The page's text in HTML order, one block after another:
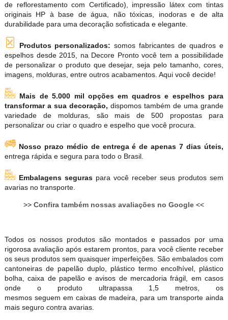
de reflorestamento com Certificado), impressão látex com tintas
originais HP à base de água, não tóxicas, inodoras e de alta
durabilidade para uma decoração sofisticada e elegante.
Produtos personalizados: somos fabricantes de quadros e
espelhos desde 2015, na Decore Pronto você tem a possibilidade
de personalizar o produto que desejar, seja pelo tamanho, cores,
imagens, molduras, entre outros acabamentos. Aqui você decide!
Mais de 5.000 mil opções em quadros e espelhos para
transformar a sua decoração, dispomos também de uma grande
variedade de molduras, são mais de 500 propostas para
personalizar ou criar o quadro e espelho que você procura.
Nosso prazo médio de entrega é de apenas 7 dias úteis,
entrega rápida e segura para todo o Brasil.
Embalagens seguras para você receber seus produtos sem
avarias no transporte.
>>Confira também nossas avaliações no Google <<
Todos os nossos produtos são montados e passados por uma
rigorosa avaliação após estarem prontos, para você cliente receber
os seus produtos sem quaisquer imperfeições. São embalados com
cantoneiras de papelão duplo, plástico termo encolhível, plástico
bolha, caixa de papelão e avisos de mercadoria frágil, em casos
onde o produto ultrapassa 1,5 metros, os
mesmos seguem em caixas de madeira, para um transporte ainda
mais seguro contra avarias.